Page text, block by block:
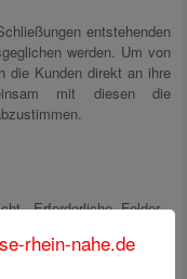
entstehenden
werden. Um von
die Kunden direkt an ihre
mit diesen die
Erforderliche Felder
rhein-nahe.de